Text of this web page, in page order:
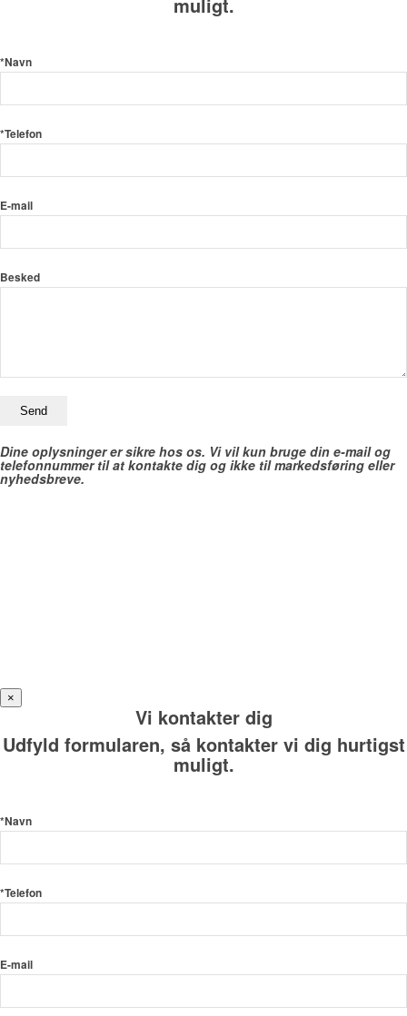
*Navn
*Telefon
E-mail
Besked
Dine oplysninger er sikre hos os. Vi vil kun bruge din e-mail og
telefonnummer til at kontakte dig og ikke til markedsføring eller
nyhedsbreve.
×
Vi kontakter dig
Udfyld formularen, så kontakter vi dig hurtigst
muligt.
*Navn
*Telefon
E-mail